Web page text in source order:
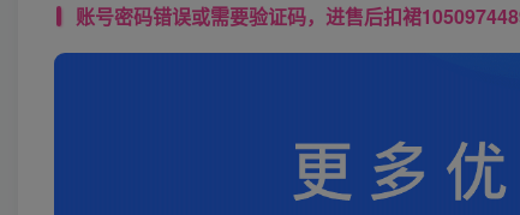
账号密码错误或需要验证码，进售后扣裙